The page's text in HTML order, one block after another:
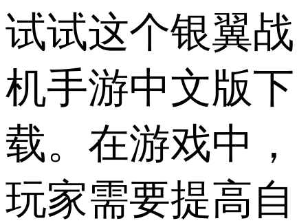
试试这个银翼战
机手游中文版下
载。在游戏中，
玩家需要提高自